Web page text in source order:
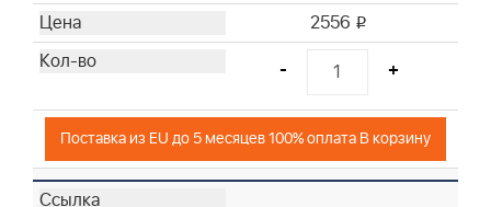
2556 i
- +
Поставка из EU до 5 месяцев 100% оплата В корзину